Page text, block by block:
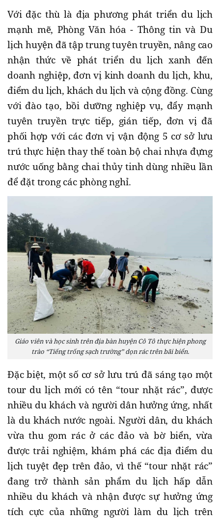
Với đặc thù là địa phương phát triển du lịch
mạnh mẽ, Phòng Văn hóa - Thông tin và Du
lịch huyện đã tập trung tuyên truyền, nâng cao
nhận thức về phát triển du lịch xanh đến
doanh nghiệp, đơn vị kinh doanh du lịch, khu,
điểm du lịch, khách du lịch và cộng đồng. Cùng
với đào tạo, bồi dưỡng nghiệp vụ, đẩy mạnh
tuyên truyền trực tiếp, gián tiếp, đơn vị đã
phối hợp với các đơn vị vận động 5 cơ sở lưu
trú thực hiện thay thế toàn bộ chai nhựa đựng
nước uống bằng chai thủy tinh dùng nhiều lần
để đặt trong các phòng nghỉ.
Giáo viên và học sinh trên địa bàn huyện Cô Tô thực hiện phong
trào “Tiếng trống sạch trường” dọn rác trên bãi biển.
Đặc biệt, một số cơ sở lưu trú đã sáng tạo một
tour du lịch mới có tên “tour nhặt rác”, được
nhiều du khách và người dân hưởng ứng, nhất
là du khách nước ngoài. Người dân, du khách
vừa thu gom rác ở các đảo và bờ biển, vừa
được trải nghiệm, khám phá các địa điểm du
lịch tuyệt đẹp trên đảo, vì thế “tour nhặt rác”
đang trở thành sản phẩm du lịch hấp dẫn
nhiều du khách và nhận được sự hưởng ứng
tích cực của những người làm du lịch trên